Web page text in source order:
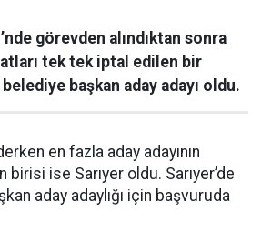
görevden alındıktan sonra
tek tek iptal edilen bir
belediye başkan aday adayı oldu.
en fazla aday adayının
birisi ise Sarıyer oldu. Sarıyer’de
aday adaylığı için başvuruda